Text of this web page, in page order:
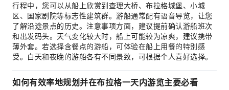
行程中，您可以从船上欣赏到查理大桥、布拉格城堡、小城
区、国家剧院等标志性建筑群。游船通常配有语音导览，让您
了解沿途景点的历史。注意事项方面，建议提前确认游船班次
和出发码头。天气变化较大时，船上可能较为凉爽，建议携带
薄外套。若选择含餐点的游船，可体验在船上用餐的特别感
受。白天和夜晚的游船各有不同景致，可根据个人喜好选择。
如何有效率地规划并在布拉格一天内游览主要必看